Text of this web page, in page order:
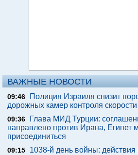
ВАЖНЫЕ НОВОСТИ
09:46
Полиция Израиля снизит
дорожных камер контроля скорости
09:36
Глава МИД Турции:
направлено против Ирана, Египет
присоединиться
09:15
1038-й день войны: действия